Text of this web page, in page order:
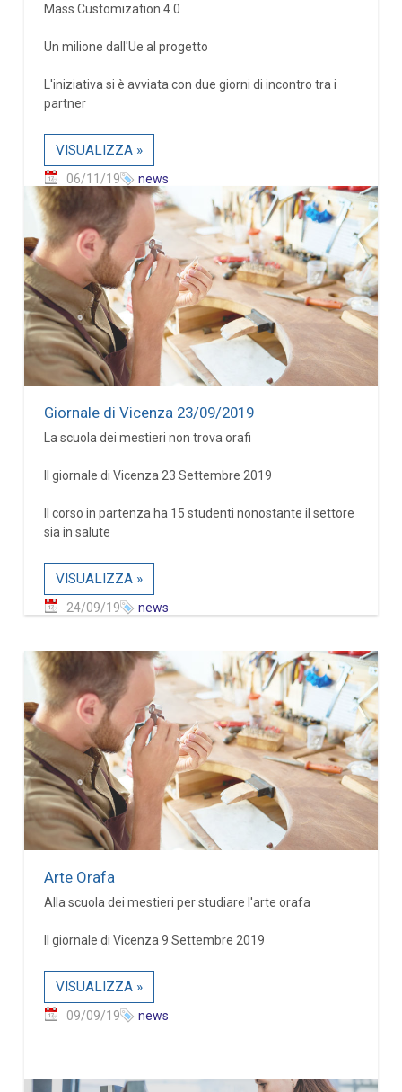
Mass Customization 4.0
Un milione dall'Ue al progetto
L'iniziativa si è avviata con due giorni di incontro tra i
partner
VISUALIZZA »
06/11/19 news
Giornale di Vicenza 23/09/2019
La scuola dei mestieri non trova orafi
Il giornale di Vicenza 23 Settembre 2019
Il corso in partenza ha 15 studenti nonostante il settore
sia in salute
VISUALIZZA »
24/09/19 news
Arte Orafa
Alla scuola dei mestieri per studiare l'arte orafa
Il giornale di Vicenza 9 Settembre 2019
VISUALIZZA »
09/09/19 news